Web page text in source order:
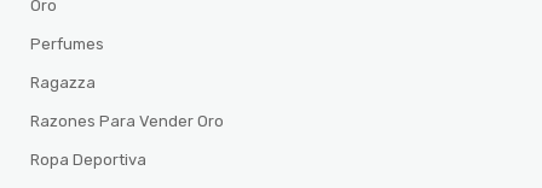
Oro
Perfumes
Ragazza
Razones Para Vender Oro
Ropa Deportiva